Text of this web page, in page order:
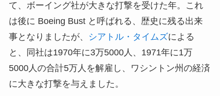
て、ボーイング社が大きな打撃を受けた年。これ
は後に Boeing Bust と呼ばれる、歴史に残る出来
事となりましたが、
シアトル・タイムズによる
と、同社は1970年に3万5000人、1971年に1万
5000人の合計5万人を解雇し、ワシントン州の経済
に大きな打撃を与えました。